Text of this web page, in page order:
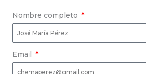
Nombre completo
Email